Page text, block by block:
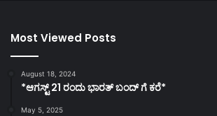
Most Viewed Posts
August 18, 2024
*ಆಗಸ್ಟ್ 21 ರಂದು ಭಾರತ್‌ ಬಂದ್‌ ಗೆ ಕರೆ*
May 5, 2025